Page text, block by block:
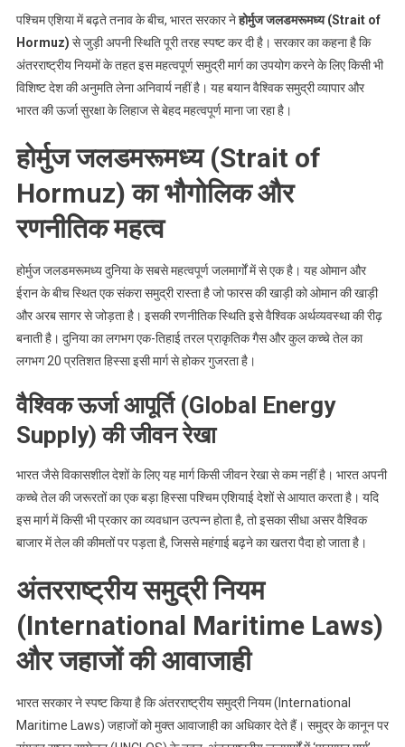
पश्चिम एशिया में बढ़ते तनाव के बीच, भारत सरकार नेहोर्मुज जलडमरूमध्य (Strait of
Hormuz) से जुड़ी अपनी स्थिति पूरी तरह स्पष्ट कर दी है। सरकार का कहना है कि
अंतरराष्ट्रीय नियमों के तहत इस महत्वपूर्ण समुद्री मार्ग का उपयोग करने के लिए किसी भी
विशिष्ट देश की अनुमति लेना अनिवार्य नहीं है। यह बयान वैश्विक समुद्री व्यापार और
भारत की ऊर्जा सुरक्षा के लिहाज से बेहद महत्वपूर्ण माना जा रहा है।
होर्मुज जलडमरूमध्य (Strait of
Hormuz) का भौगोलिक और
रणनीतिक महत्व
होर्मुज जलडमरूमध्य दुनिया के सबसे महत्वपूर्ण जलमार्गों में से एक है। यह ओमान और
ईरान के बीच स्थित एक संकरा समुद्री रास्ता है जो फारस की खाड़ी को ओमान की खाड़ी
और अरब सागर से जोड़ता है। इसकी रणनीतिक स्थिति इसे वैश्विक अर्थव्यवस्था की रीढ़
बनाती है। दुनिया का लगभग एक-तिहाई तरल प्राकृतिक गैस और कुल कच्चे तेल का
लगभग 20 प्रतिशत हिस्सा इसी मार्ग से होकर गुजरता है।
वैश्विक ऊर्जा आपूर्ति (Global Energy
Supply) की जीवन रेखा
भारत जैसे विकासशील देशों के लिए यह मार्ग किसी जीवन रेखा से कम नहीं है। भारत अपनी
कच्चे तेल की जरूरतों का एक बड़ा हिस्सा पश्चिम एशियाई देशों से आयात करता है। यदि
इस मार्ग में किसी भी प्रकार का व्यवधान उत्पन्न होता है, तो इसका सीधा असर वैश्विक
बाजार में तेल की कीमतों पर पड़ता है, जिससे महंगाई बढ़ने का खतरा पैदा हो जाता है।
अंतरराष्ट्रीय समुद्री नियम
(International Maritime Laws)
और जहाजों की आवाजाही
भारत सरकार ने स्पष्ट किया है कि अंतरराष्ट्रीय समुद्री नियम (International
Maritime Laws) जहाजों को मुक्त आवाजाही का अधिकार देते हैं। समुद्र के कानून पर